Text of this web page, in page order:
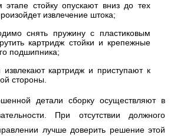
этапе стойку опускают вниз до тех
извлечение штока;
снять пружину с пластиковым
картридж стойки и крепежные
подшипника;
извлекают картридж и приступают к
стороны.
детали сборку осуществляют в
При отсутствии должного
лучше доверить решение этой